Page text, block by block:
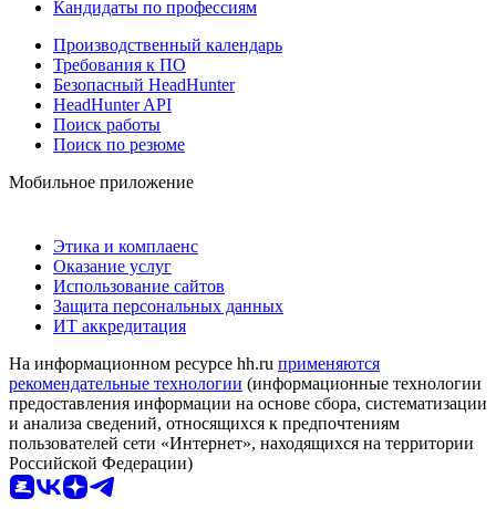
Кандидаты по профессиям
Производственный календарь
Требования к ПО
Безопасный HeadHunter
HeadHunter API
Поиск работы
Поиск по резюме
Мобильное приложение
Этика и комплаенс
Оказание услуг
Использование сайтов
Защита персональных данных
ИТ аккредитация
На информационном ресурсе hh.ru применяются
рекомендательные технологии (информационные технологии
предоставления информации на основе сбора, систематизации
и анализа сведений, относящихся к предпочтениям
пользователей сети «Интернет», находящихся на территории
Российской Федерации)